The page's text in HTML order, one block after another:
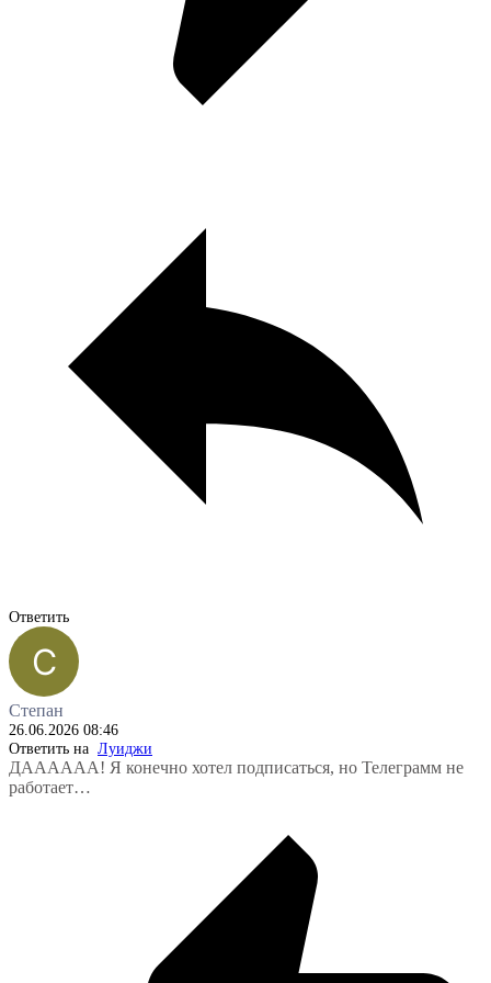
Ответить
Степан
26.06.2026 08:46
Ответить на Луиджи
ДАААААА! Я конечно хотел подписаться, но Телеграмм не
работает…